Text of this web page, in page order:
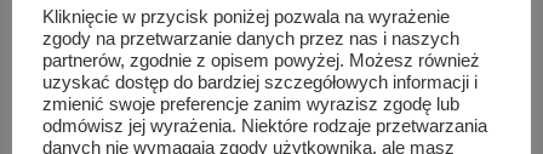
TAG LIST NAPRAW LAPTOPA ŁODŹ
USZKODZONY DYSK W LAPTOPIE
Kliknięcie w przycisk poniżej pozwala na wyrażenie
zgody na przetwarzanie danych przez nas i naszych
partnerów, zgodnie z opisem powyżej. Możesz również
uzyskać dostęp do bardziej szczegółowych informacji i
zmienić swoje preferencje zanim wyrazisz zgodę lub
odmówisz jej wyrażenia. Niektóre rodzaje przetwarzania
danych nie wymagają zgody użytkownika, ale masz